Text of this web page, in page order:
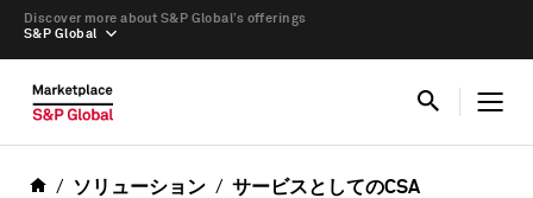
S&P Global
Discover more about S&P Global’s offerings
ソリューション サービスとしてのCSA